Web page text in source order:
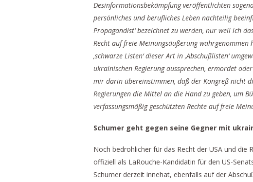
Desinformationsbekämpfung veröffentlichten
persönliches und berufliches Leben nachteilig
Propagandist‘ bezeichnet zu werden, nur weil ich
Recht auf freie Meinungsäußerung
,schwarze Listen‘ dieser Art in ,Abschußlisten‘
ukrainischen Regierung aussprechen, ermordet
mir darin übereinstimmen, daß der Kongreß nicht
Regierungen die Mittel an die Hand zu geben, um
verfassungsmäßig geschützten Rechte auf freie
Schumer geht gegen seine Gegner mit
Noch bedrohlicher für das Recht der USA und die
offiziell als LaRouche-Kandidatin für den US-
Schumer derzeit innehat, ebenfalls auf der